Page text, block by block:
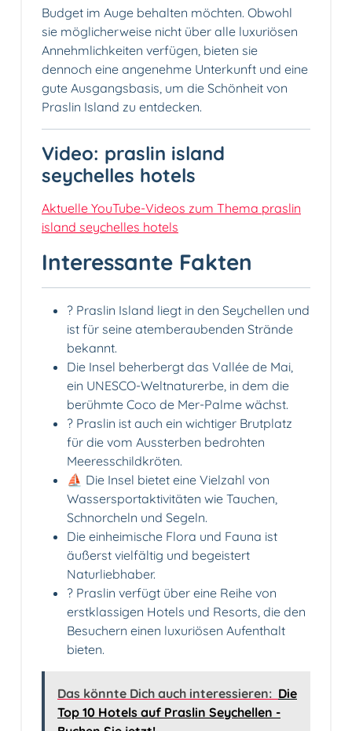
Budget im Auge behalten möchten. Obwohl
sie möglicherweise nicht über alle luxuriösen
Annehmlichkeiten verfügen, bieten sie
dennoch eine angenehme Unterkunft und eine
gute Ausgangsbasis, um die Schönheit von
Praslin Island zu entdecken.
Video: praslin island
seychelles hotels
Aktuelle YouTube-Videos zum Thema praslin
island seychelles hotels
Interessante Fakten
?️ Praslin Island liegt in den Seychellen und
ist für seine atemberaubenden Strände
bekannt.
Die Insel beherbergt das Vallée de Mai,
ein UNESCO-Weltnaturerbe, in dem die
berühmte Coco de Mer-Palme wächst.
? Praslin ist auch ein wichtiger Brutplatz
für die vom Aussterben bedrohten
Meeresschildkröten.
⛵ Die Insel bietet eine Vielzahl von
Wassersportaktivitäten wie Tauchen,
Schnorcheln und Segeln.
Die einheimische Flora und Fauna ist
äußerst vielfältig und begeistert
Naturliebhaber.
? Praslin verfügt über eine Reihe von
erstklassigen Hotels und Resorts, die den
Besuchern einen luxuriösen Aufenthalt
bieten.
Das könnte Dich auch interessieren: Die
Top 10 Hotels auf Praslin Seychellen -